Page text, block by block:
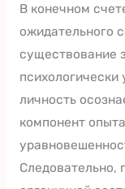
В конечном
ожидательного
существование
психологически
личность
компонент
Следовательно,